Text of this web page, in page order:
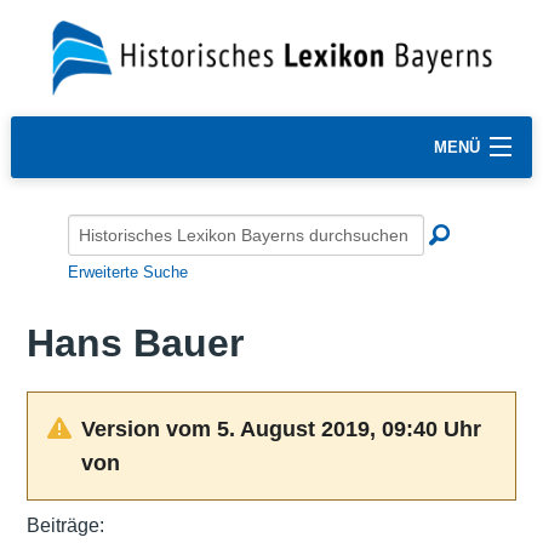
MENÜ
Erweiterte Suche
Hans Bauer
Version vom 5. August 2019, 09:40 Uhr
von
Beiträge: